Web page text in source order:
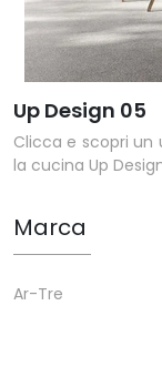
Up Design 05
Clicca e scopri un
la cucina Up
Marca
Ar-Tre